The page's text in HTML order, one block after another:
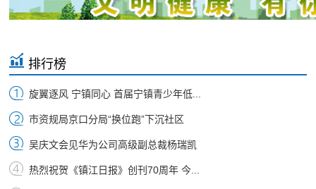
排行榜
旋翼逐风 宁镇同心 首届宁镇青少年低...
市资规局京口分局“换位跑”下沉社区
吴庆文会见华为公司高级副总裁杨瑞凯
热烈祝贺《镇江日报》创刊70周年 今...